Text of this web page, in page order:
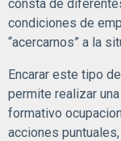
consta de
condiciones de
“acercarnos” a la
Encarar este tipo
permite realizar
formativo
acciones